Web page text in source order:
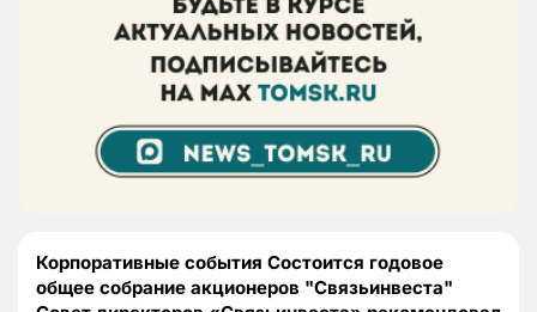
Корпоративные события Состоится годовое
общее собрание акционеров "Связьинвеста"